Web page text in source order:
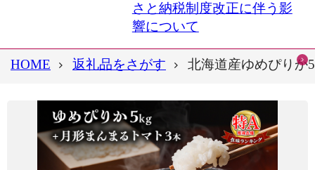
さと納税制度改正に伴う影
響について
HOME 返礼品をさがす 北海道産ゆめぴりか